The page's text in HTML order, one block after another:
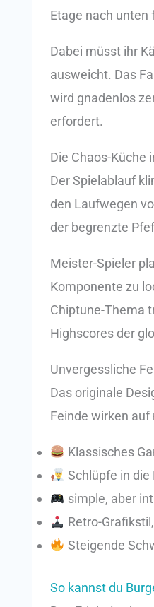
Etage nach unten
Dabei müsst ihr
ausweicht. Das
wird gnadenlos
erfordert.
Die Chaos-Küche
Der Spielablauf
den Laufwegen
der begrenzte
Meister-Spieler
Komponente zu
Chiptune-Thema
Highscores der
Unvergessliche
Das originale
Feinde wirken
Klassisches
Schlüpfe in die
simple, aber
Retro-
Steigende
So kannst du